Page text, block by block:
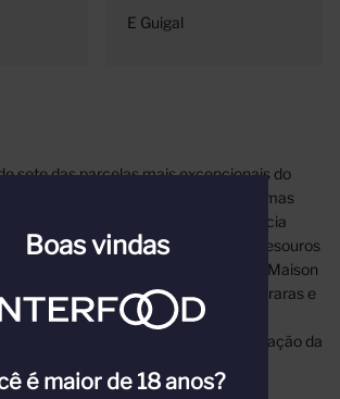
E Guigal
sete das parcelas mais excepcionais do
é um vinho elegante com aromas
A sua estrutura tânica e elegância
potencial de envelhecimento. Os tesouros
do mais lendário dos ilustres lotes da Maison
garrafas são tão cobiçadas como raras e
cuidado em todas as fases do
até às caves. São a única encarnação da
de séculos de viticultura num terroir
Boas vindas
é maior de 18 anos?